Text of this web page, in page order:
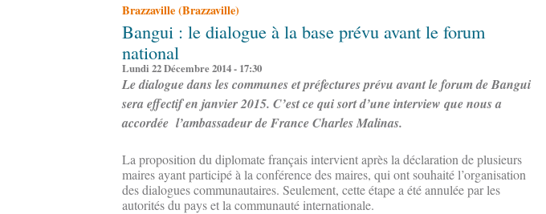
Brazzaville (Brazzaville)
Bangui : le dialogue à la base prévu avant le forum
national
Lundi 22 Décembre 2014 - 17:30
Le dialogue dans les communes et préfectures prévu avant le forum de Bangui
sera effectif en janvier 2015. C’est ce qui sort d’une interview que nous a
accordée l’ambassadeur de France Charles Malinas.
La proposition du diplomate français intervient après la déclaration de plusieurs
maires ayant participé à la conférence des maires, qui ont souhaité l’organisation
des dialogues communautaires. Seulement, cette étape a été annulée par les
autorités du pays et la communauté internationale.